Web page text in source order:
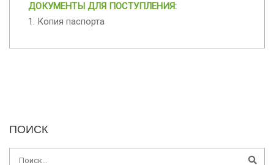
ДОКУМЕНТЫ ДЛЯ ПОСТУПЛЕНИЯ:
1. Копия паспорта
ПОИСК